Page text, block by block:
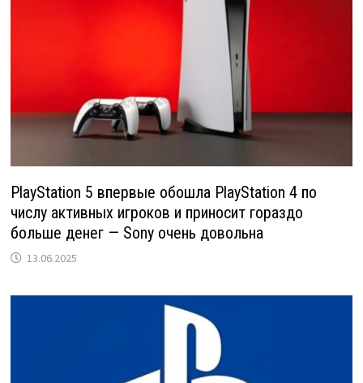
PlayStation 5 впервые обошла PlayStation 4 по
числу активных игроков и приносит гораздо
больше денег — Sony очень довольна
13.06.2025